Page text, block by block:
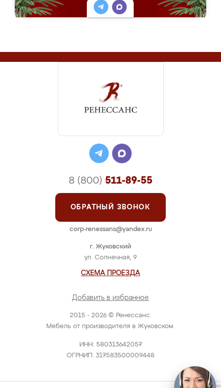
2015 - 2026 © Ренессанс.
Мебель от производителя в Жуковском.
ИНН: 580313642057
ОГРНИП: 317583500009448
г. Жуковский
ул. Солнечная, 9
СХЕМА ПРОЕЗДА
Добавить в избранное
8 (800) 511-89-55
ОБРАТНЫЙ ЗВОНОК
corp-renessans@yandex.ru